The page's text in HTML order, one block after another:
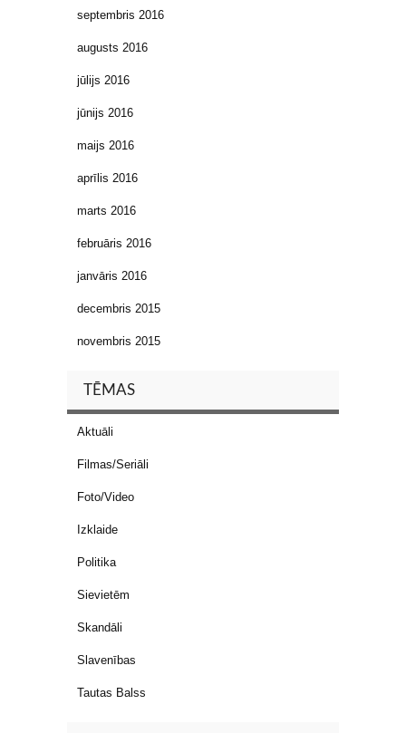
septembris 2016
augusts 2016
jūlijs 2016
jūnijs 2016
maijs 2016
aprīlis 2016
marts 2016
februāris 2016
janvāris 2016
decembris 2015
novembris 2015
TĒMAS
Aktuāli
Filmas/Seriāli
Foto/Video
Izklaide
Politika
Sievietēm
Skandāli
Slavenības
Tautas Balss